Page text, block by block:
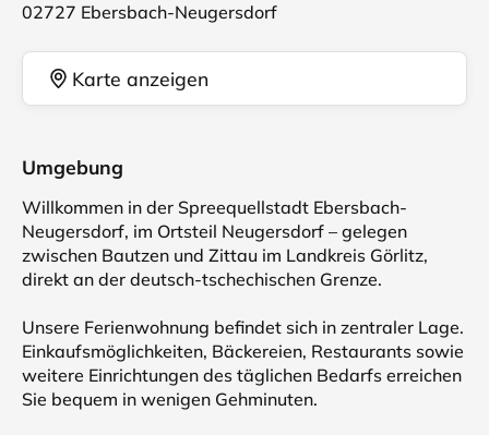
02727 Ebersbach-Neugersdorf
Karte anzeigen
Umgebung
Willkommen in der Spreequellstadt Ebersbach-
Neugersdorf, im Ortsteil Neugersdorf – gelegen
zwischen Bautzen und Zittau im Landkreis Görlitz,
direkt an der deutsch-tschechischen Grenze.
Unsere Ferienwohnung befindet sich in zentraler Lage.
Einkaufsmöglichkeiten, Bäckereien, Restaurants sowie
weitere Einrichtungen des täglichen Bedarfs erreichen
Sie bequem in wenigen Gehminuten.